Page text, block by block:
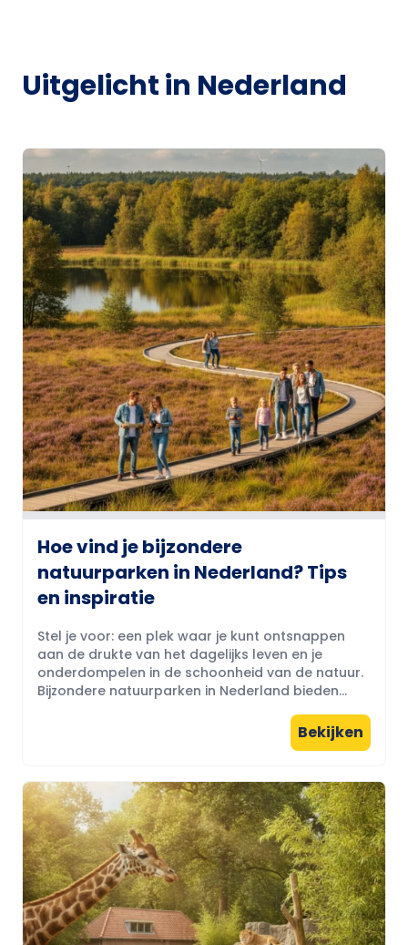
Uitgelicht in Nederland
Hoe vind je bijzondere
natuurparken in Nederland? Tips
en inspiratie
Stel je voor: een plek waar je kunt ontsnappen
aan de drukte van het dagelijks leven en je
onderdompelen in de schoonheid van de natuur.
Bijzondere natuurparken in Nederland bieden...
Bekijken